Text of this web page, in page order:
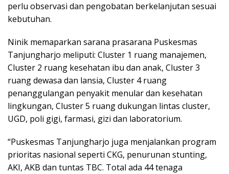
perlu observasi dan pengobatan berkelanjutan sesuai
kebutuhan.
Ninik memaparkan sarana prasarana Puskesmas
Tanjungharjo meliputi: Cluster 1 ruang manajemen,
Cluster 2 ruang kesehatan ibu dan anak, Cluster 3
ruang dewasa dan lansia, Cluster 4 ruang
penanggulangan penyakit menular dan kesehatan
lingkungan, Cluster 5 ruang dukungan lintas cluster,
UGD, poli gigi, farmasi, gizi dan laboratorium.
“Puskesmas Tanjungharjo juga menjalankan program
prioritas nasional seperti CKG, penurunan stunting,
AKI, AKB dan tuntas TBC. Total ada 44 tenaga